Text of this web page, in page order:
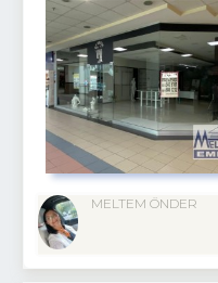
MELTEM ÖNDER